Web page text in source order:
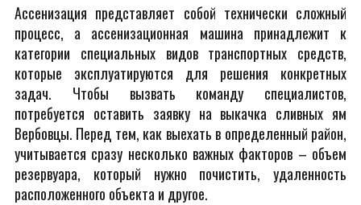
Ассенизация представляет собой технически сложный
процесс, а ассенизационная машина принадлежит к
категории специальных видов транспортных средств,
которые эксплуатируются для решения конкретных
задач. Чтобы вызвать команду специалистов,
потребуется оставить заявку на выкачка сливных ям
Вербовцы. Перед тем, как выехать в определенный район,
учитывается сразу несколько важных факторов – объем
резервуара, который нужно почистить, удаленность
расположенного объекта и другое.